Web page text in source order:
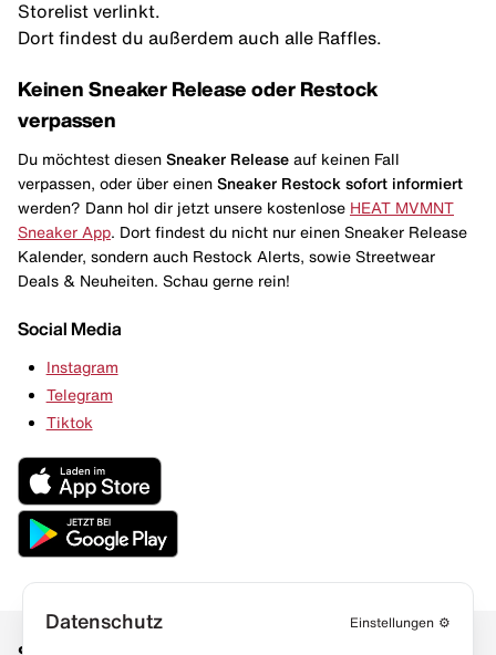
Storelist verlinkt.
Dort findest du außerdem auch alle Raffles.
Keinen Sneaker Release oder Restock
verpassen
Du möchtest diesen Sneaker Release auf keinen Fall
verpassen, oder über einen Sneaker Restock sofort informiert
werden? Dann hol dir jetzt unsere kostenlose HEAT MVMNT
Sneaker App . Dort findest du nicht nur einen Sneaker Release
Kalender, sondern auch Restock Alerts, sowie Streetwear
Deals & Neuheiten. Schau gerne rein!
Social Media
Instagram
Telegram
Tiktok
Datenschutz Einstellungen ⚙️